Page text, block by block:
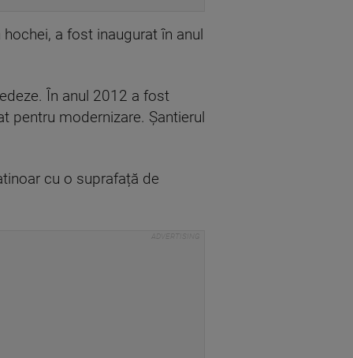
a fost inaugurat în anul
În anul 2012 a fost
pentru modernizare. Șantierul
cu o suprafață de